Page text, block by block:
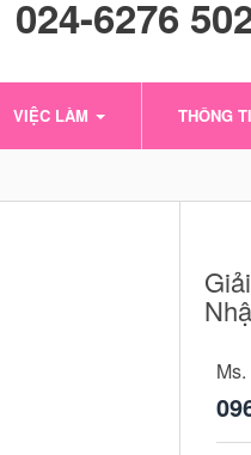
024-6276
VIỆC LÀM THÔNG